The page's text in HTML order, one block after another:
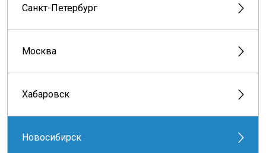
Санкт-Петербург
Москва
Хабаровск
Новосибирск